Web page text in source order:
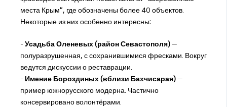
места Крым", где обозначены более 40 объектов.
Некоторые из них особенно интересны:
- Усадьба Оленевых (район Севастополя)—
полуразрушенная, с сохранившимися фресками. Вокруг
ведутся дискуссии о реставрации.
- Имение Бороздиных (вблизи Бахчисарая)—
пример южнорусского модерна. Частично
консервировано волонтёрами.